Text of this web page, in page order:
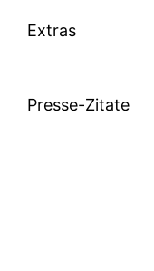
Extras
Presse-Zitate